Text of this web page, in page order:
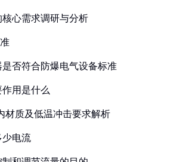
心需求调研与分析
否符合防爆电气设备标准
用是什么
材质及低温冲击要求解析
少电流